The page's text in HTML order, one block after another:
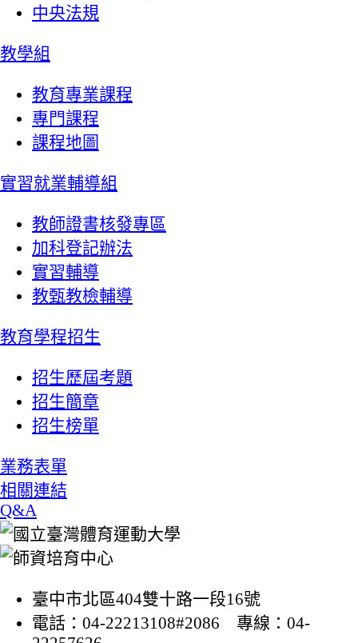
中央法規
教學組
教育專業課程
專門課程
課程地圖
實習就業輔導組
教師證書核發專區
加科登記辦法
實習輔導
教甄教檢輔導
教育學程招生
招生歷屆考題
招生簡章
招生榜單
業務表單
相關連結
Q&A
臺中市北區404雙十路一段16號
電話：04-22213108#2086 專線：04-